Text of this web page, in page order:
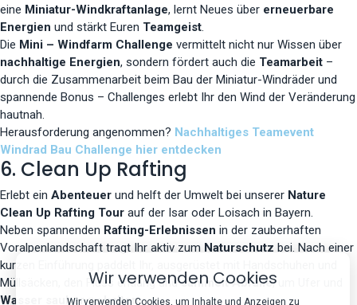
eine Miniatur-Windkraftanlage, lernt Neues über erneuerbare
Energien und stärkt Euren Teamgeist.
Die Mini – Windfarm Challenge vermittelt nicht nur Wissen über
nachhaltige Energien, sondern fördert auch die Teamarbeit –
durch die Zusammenarbeit beim Bau der Miniatur-Windräder und
spannende Bonus – Challenges erlebt Ihr den Wind der Veränderung
hautnah.
Herausforderung angenommen? Nachhaltiges Teamevent
Windrad Bau Challenge hier entdecken
6. Clean Up Rafting
Erlebt ein Abenteuer und helft der Umwelt bei unserer Nature
Clean Up Rafting Tour auf der Isar oder Loisach in Bayern.
Neben spannenden Rafting-Erlebnissen in der zauberhaften
Voralpenlandschaft tragt Ihr aktiv zum Naturschutz bei. Nach einer
kurzen Einführung paddelt Ihr, ausgerüstet mit Handschuhen und
Müllsäcken, den Fluss entlang undsammelt Abfälle, um Ufer und
Wasser sauberzuhalten.
Wir verwenden Cookies
Wir verwenden Cookies, um Inhalte und Anzeigen zu